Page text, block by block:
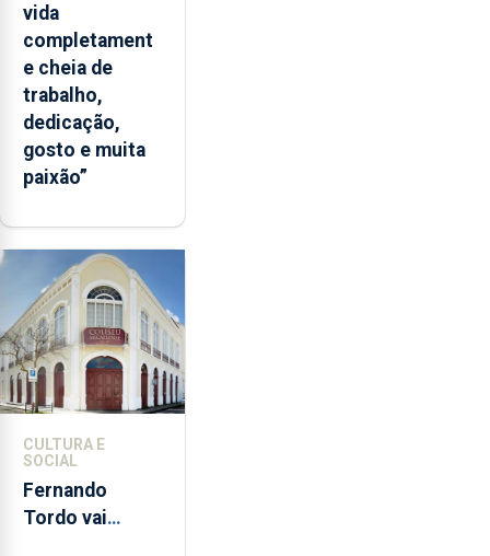
vida
completament
e cheia de
trabalho,
dedicação,
gosto e muita
paixão”
CULTURA E
SOCIAL
Fernando
Tordo vai